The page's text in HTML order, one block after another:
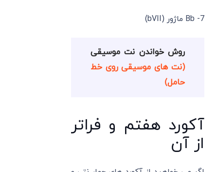
7- Bb ماژور (bVII)
روش خواندن نت موسیقی
(نت های موسیقی روی خط
حامل)
آکورد هفتم و فراتر
از آن